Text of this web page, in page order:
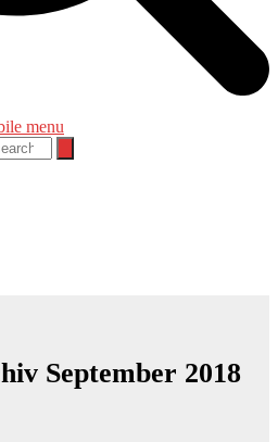
menu
September 2018